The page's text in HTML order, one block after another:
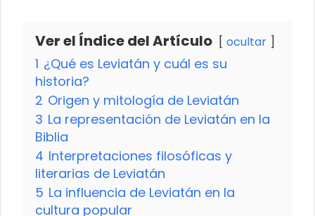
Ver el Índice del Artículo ocultar
1 ¿Qué es Leviatán y cuál es su
historia?
2 Origen y mitología de Leviatán
3 La representación de Leviatán en la
Biblia
4 Interpretaciones filosóficas y
literarias de Leviatán
5 La influencia de Leviatán en la
cultura popular